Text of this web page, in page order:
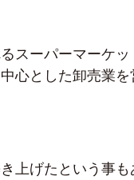
スーパーマーケッ
心とした卸売業を
上げたという事も